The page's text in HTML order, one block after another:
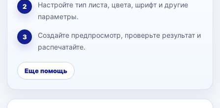
2
Настройте тип листа, цвета, шрифт и другие
параметры.
3
Создайте предпросмотр, проверьте результат и
распечатайте.
Еще помощь